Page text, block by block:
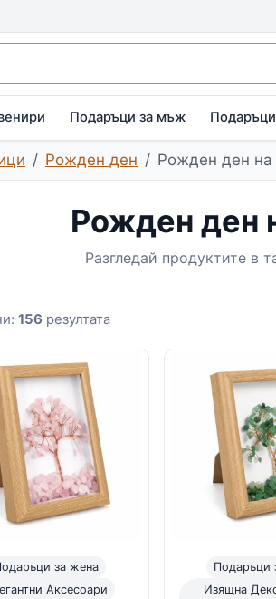
Подаръци за мъж
Рожден ден Рожден ден
Рожден ден
Разгледай продуктите в
156 резултата
за жена
Аксесоари
Подаръци
Изящна